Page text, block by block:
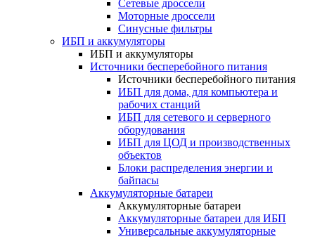
Сетевые дроссели
Моторные дроссели
Синусные фильтры
ИБП и аккумуляторы
ИБП и аккумуляторы
Источники бесперебойного питания
Источники бесперебойного питания
ИБП для дома, для компьютера и
рабочих станций
ИБП для сетевого и серверного
оборудования
ИБП для ЦОД и производственных
объектов
Блоки распределения энергии и
байпасы
Аккумуляторные батареи
Аккумуляторные батареи
Аккумуляторные батареи для ИБП
Универсальные аккумуляторные